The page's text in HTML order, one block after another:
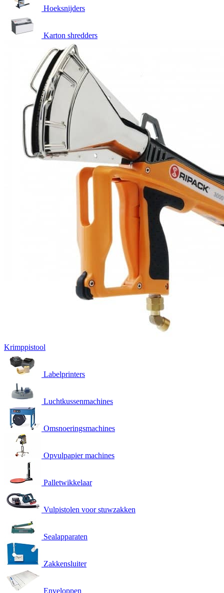
Hoeksnijders
Karton shredders
Krimppistool
Labelprinters
Luchtkussenmachines
Omsnoeringsmachines
Opvulpapier machines
Palletwikkelaar
Vulpistolen voor stuwzakken
Sealapparaten
Zakkensluiter
Enveloppen